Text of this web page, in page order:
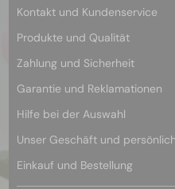
Kontakt und Kundenservice
Produkte und Qualität
Zahlung und Sicherheit
Garantie und Reklamationen
Hilfe bei der Auswahl
Unser Geschäft und
Einkauf und Bestellung